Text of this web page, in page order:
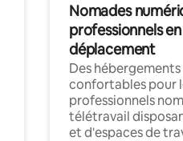
Nomades
professionnels en
déplacement
Des hébergements
confortables pour
professionnels
télétravail
et d'espaces de